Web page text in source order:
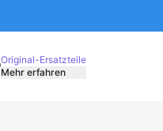
Original-Ersatzteile
Mehr erfahren